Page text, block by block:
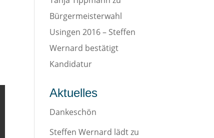
Bürgermeisterwahl
Usingen 2016 – Steffen
Wernard bestätigt
Kandidatur
Aktuelles
Dankeschön
Steffen Wernard lädt zu